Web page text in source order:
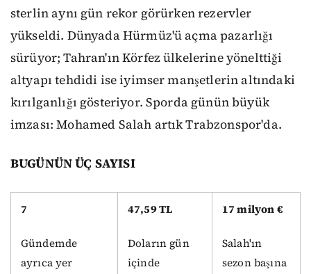
sterlin aynı gün rekor görürken rezervler
yükseldi. Dünyada Hürmüz'ü açma pazarlığı
sürüyor; Tahran'ın Körfez ülkelerine yönelttiği
altyapı tehdidi ise iyimser manşetlerin altındaki
kırılganlığı gösteriyor. Sporda günün büyük
imzası: Mohamed Salah artık Trabzonspor'da.
BUGÜNÜN ÜÇ SAYISI
7
Gündemde
ayrıca yer
47,59 TL
Doların gün
içinde
17 milyon €
Salah'ın
sezon başına